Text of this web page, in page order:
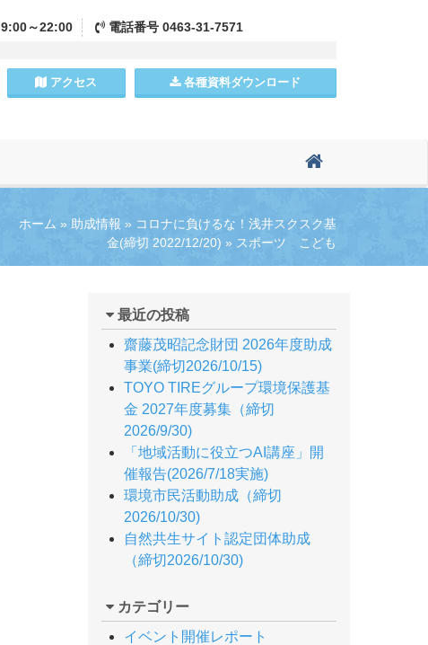
9:00～22:00 電話番号0463-31-7571
アクセス 各種資料ダウンロード
ホーム » 助成情報 » コロナに負けるな！浅井スクスク基
金(締切 2022/12/20) » スポーツ こども
最近の投稿
齋藤茂昭記念財団 2026年度助成
事業(締切2026/10/15)
TOYO TIREグループ環境保護基
金 2027年度募集（締切
2026/9/30)
「地域活動に役立つAI講座」開
催報告(2026/7/18実施)
環境市民活動助成（締切
2026/10/30)
自然共生サイト認定団体助成
（締切2026/10/30)
カテゴリー
イベント開催レポート